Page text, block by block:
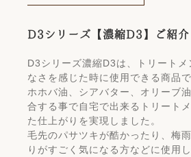
D3シリーズ【濃縮D3】ご紹介
D3シリーズ濃縮D3は、トリートメ
なさを感じた時に使用できる商品で
ホホバ油、シアバター、オリーブ
合する事で自宅で出来るトリート
た仕上がりを実現しました。
毛先のパサツキが酷かったり、梅
りがすごく気になる方などに使用